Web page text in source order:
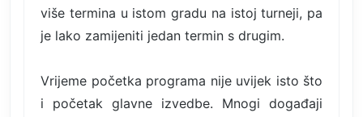
više termina u istom gradu na istoj turneji, pa
je lako zamijeniti jedan termin s drugim.
Vrijeme početka programa nije uvijek isto što
i početak glavne izvedbe. Mnogi događaji